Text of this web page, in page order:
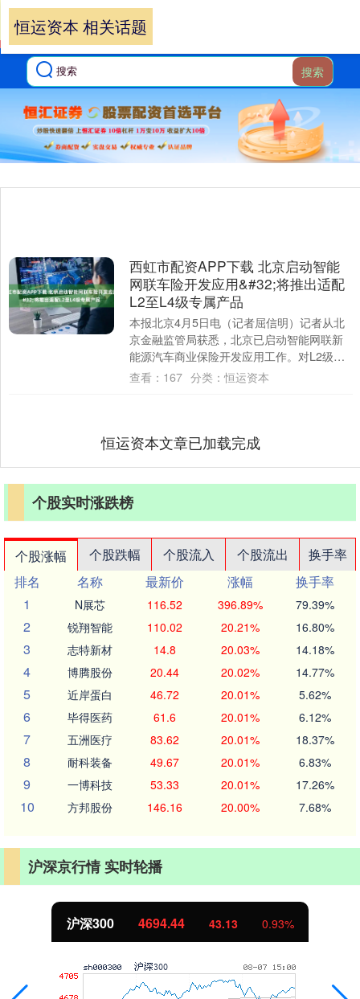
搜索
恒运资本 相关话题
西虹市配资APP下载 北京启动智能
网联车险开发应用&#32;将推出适配
L2至L4级专属产品
本报北京4月5日电（记者屈信明）记者从北
京金融监管局获悉，北京已启动智能网联新
能源汽车商业保险开发应用工作。对L2级别
辅助驾驶车辆，车主在京购买新车后可自行
查看： 167 分类：恒运资本
恒运资本文章已加载完成
个股实时涨跌榜
个股涨幅 个股跌幅 个股流入 个股流出
换手率
排名
名称 最新价 涨幅
换手率
1
N展芯 116.52 396.89% 79.39%
2 锐翔智能 110.02 20.21% 16.80%
3 志特新材 14.8 20.03% 14.18%
4 博腾股份 20.44 20.02% 14.77%
5 近岸蛋白 46.72 20.01% 5.62%
6 毕得医药 61.6 20.01% 6.12%
7 五洲医疗 83.62 20.01% 18.37%
8 耐科装备 49.67 20.01% 6.83%
9 一博科技 53.33 20.01% 17.26%
10 方邦股份 146.16 20.00% 7.68%
沪深京行情 实时轮播
沪深300 4694.44 43.13 0.93%